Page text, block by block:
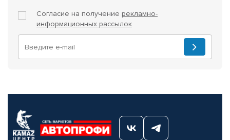
Согласие на получение рекламно-
информационных рассылок